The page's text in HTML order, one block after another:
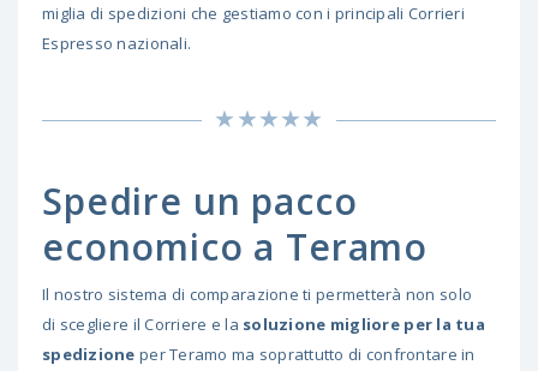
miglia di spedizioni che gestiamo con i principali Corrieri
Espresso nazionali.
Spedire un pacco
economico a Teramo
Il nostro sistema di comparazione ti permetterà non solo
di scegliere il Corriere e la soluzione migliore per la tua
spedizione per Teramo ma soprattutto di confrontare in